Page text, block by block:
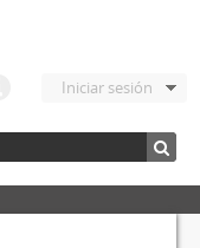
Iniciar sesión